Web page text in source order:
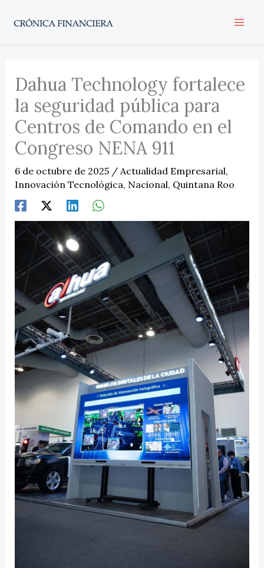
Dahua Technology fortalece
la seguridad pública para
Centros de Comando en el
Congreso NENA 911
6 de octubre de 2025 / Actualidad Empresarial,
Innovación Tecnológica, Nacional, Quintana Roo